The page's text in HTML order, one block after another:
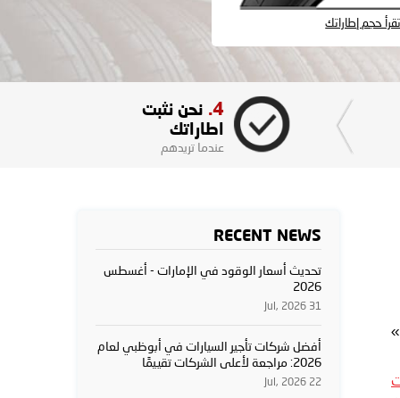
حجم إطاراتك
4. نحن نثبت
اطاراتك
عندما تريدهم
RECENT NEWS
تحديث أسعار الوقود في الإمارات - أغسطس
2026
31 Jul, 2026
أفضل شركات تأجير السيارات في أبوظبي لعام
2026: مراجعة لأعلى الشركات تقييمًا
22 Jul, 2026
»